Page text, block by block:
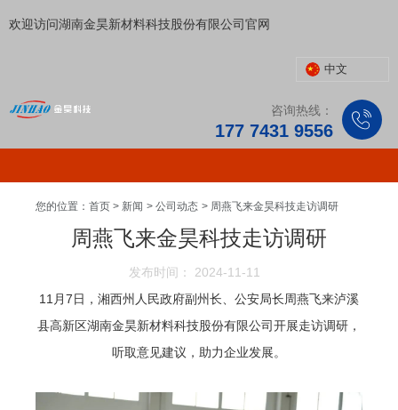
欢迎访问湖南金昊新材料科技股份有限公司官网
中文
咨询热线：
177 7431 9556
您的位置：首页 > 新闻 > 公司动态 > 周燕飞来金昊科技走访调研
周燕飞来金昊科技走访调研
发布时间： 2024-11-11
11月7日，湘西州人民政府副州长、公安局长周燕飞来泸溪
县高新区湖南金昊新材料科技股份有限公司开展走访调研，
听取意见建议，助力企业发展。